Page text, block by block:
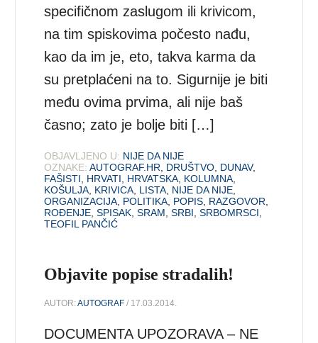
specifičnom zaslugom ili krivicom,
na tim spiskovima počesto nađu,
kao da im je, eto, takva karma da
su pretplaćeni na to. Sigurnije je biti
među ovima prvima, ali nije baš
časno; zato je bolje biti […]
OBJAVLJENO U: NIJE DA NIJE
OZNAKE: AUTOGRAF.HR DRUŠTVO DUNAV,
FAŠISTI
HRVATI HRVATSKA KOLUMNA
KOŠULJA KRIVICA LISTA NIJE DA NIJE
ORGANIZACIJA POLITIKA POPIS RAZGOVOR
ROĐENJE ,SPISAK ,SRAM ,SRBI ,SRBOMRSCI
TEOFIL PANČIĆ
Objavite popise stradalih!
AUTOR:AUTOGRAF / 17.03.2014.
DOCUMENTA UPOZORAVA – NE